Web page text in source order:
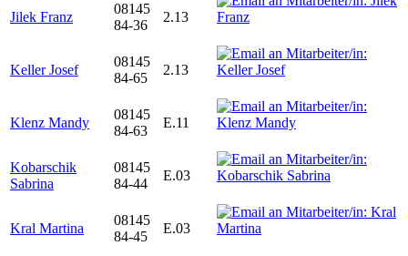
Jilek Franz
08145
84-36
2.13
Keller Josef
08145
84-65
2.13
Klenz Mandy
08145
84-63
E.11
Kobarschik
Sabrina
08145
84-44
E.03
Kral Martina
08145
84-45
E.03